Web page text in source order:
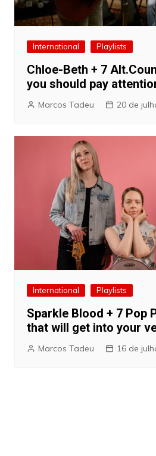
International Playlists
Chloe-Beth + 7
you should pay
Marcos Tadeu 20 de
International Playlists
Sparkle Blood + 7 Pop
that will get into your
Marcos Tadeu 16 de